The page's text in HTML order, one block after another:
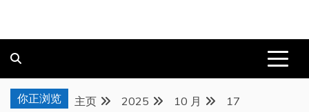
你正浏览 主页 2025 10 月 17